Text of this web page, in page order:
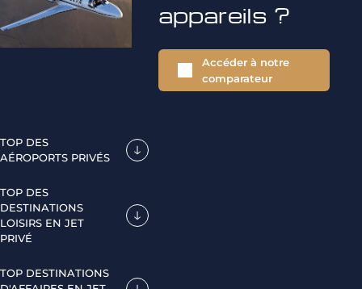
appareils ?
Accéder à notre
comparateur
TOP DES
AÉROPORTS PRIVÉS
TOP DES
DESTINATIONS
LOISIRS EN JET
PRIVÉ
TOP DESTINATIONS